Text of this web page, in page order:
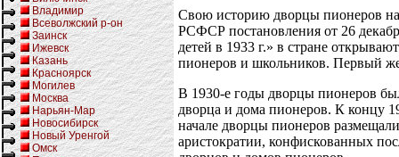
Владимир
Всеволжский р-он
Заинск
Ижевск
Казань
Красноярск
Могилев
Москва
Нарьян-Мар
Новосибирск
Новый Уренгой
Омск
Свою историю дворцы пионеров
РСФСР постановления от 26
детей в 1933 г.» в стране
пионеров и школьников. Первый
В 1930-е годы дворцы пионеров
дворца и дома пионеров. К концу
начале дворцы пионеров
аристократии, конфискованных